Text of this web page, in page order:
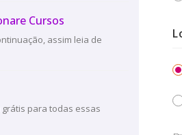
Cursos
assim leia de
para todas essas